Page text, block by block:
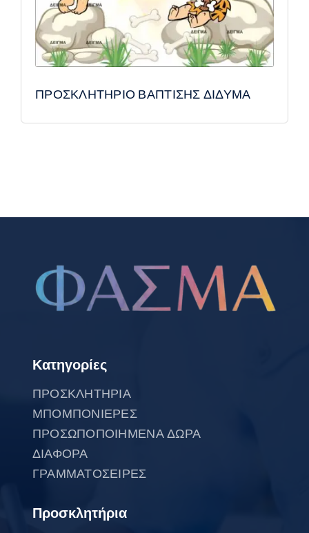
ΠΡΟΣΚΛΗΤΗΡΙΟ ΒΑΠΤΙΣΗΣ ΔΙΔΥΜΑ
Κατηγορίες
ΠΡΟΣΚΛΗΤΗΡΙΑ
ΜΠΟΜΠΟΝΙΕΡΕΣ
ΠΡΟΣΩΠΟΠΟΙΗΜΕΝΑ ΔΩΡΑ
ΔΙΑΦΟΡΑ
ΓΡΑΜΜΑΤΟΣΕΙΡΕΣ
Προσκλητήρια